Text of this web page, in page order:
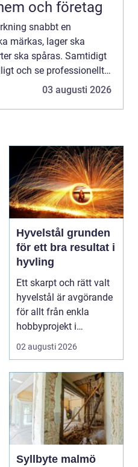
och företag
snabbt en
märkas, lager ska
ska spåras. Samtidigt
och se professionellt
rulle en central roll. De
03 augusti 2026
Hyvelstål grunden
för ett bra resultat i
hyvling
Ett skarpt och rätt valt
hyvelstål är avgörande
för allt från enkla
hobbyprojekt i
verkstaden till k...
02 augusti 2026
Syllbyte malmö